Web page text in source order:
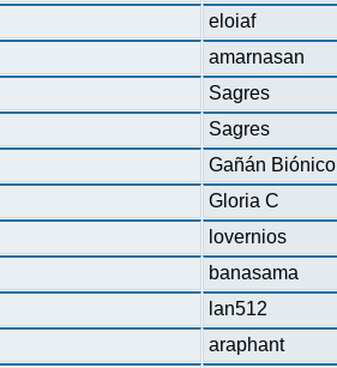
eloiaf
amarnasan
Sagres
Sagres
Gañán Biónico
Gloria C
lovernios
banasama
lan512
araphant